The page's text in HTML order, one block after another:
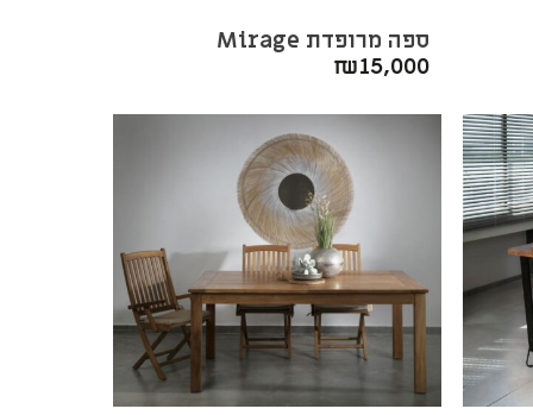
ספה מרופדת Mirage
₪15,000